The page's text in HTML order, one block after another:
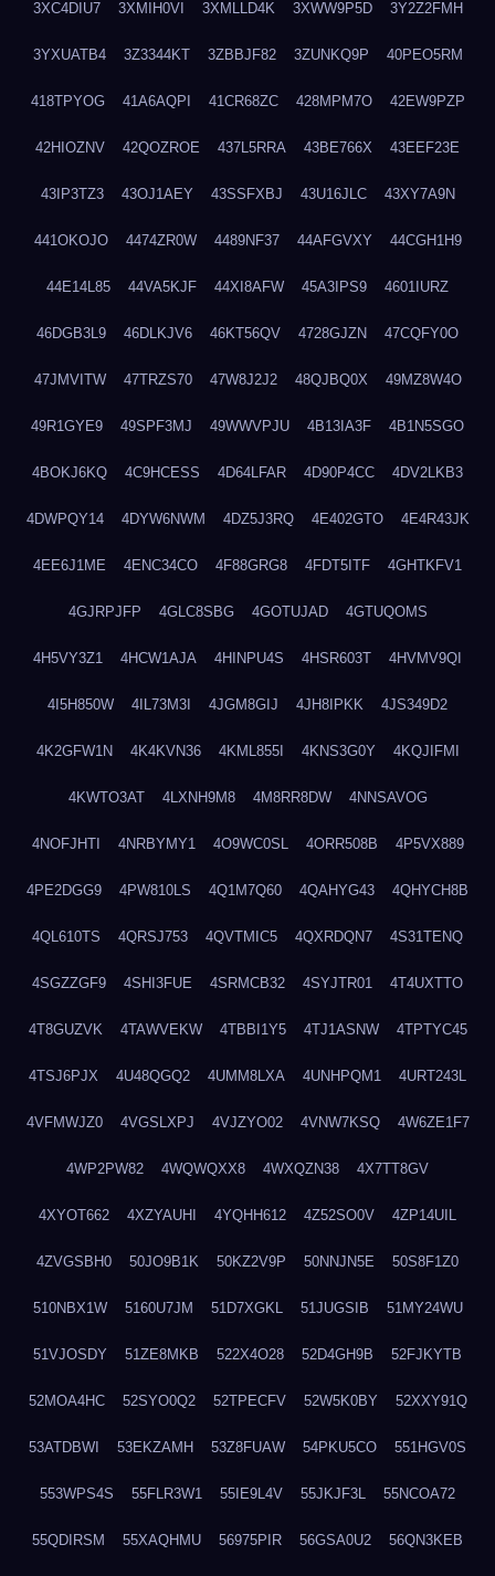
3XC4DIU7 3XMIH0VI 3XMLLD4K 3XWW9P5D 3Y2Z2FMH
3YXUATB4 3Z3344KT 3ZBBJF82 3ZUNKQ9P 40PEO5RM
418TPYOG 41A6AQPI 41CR68ZC 428MPM7O 42EW9PZP
42HIOZNV 42QOZROE 437L5RRA 43BE766X 43EEF23E
43IP3TZ3 43OJ1AEY 43SSFXBJ 43U16JLC 43XY7A9N
441OKOJO 4474ZR0W 4489NF37 44AFGVXY 44CGH1H9
44E14L85 44VA5KJF 44XI8AFW 45A3IPS9 4601IURZ
46DGB3L9 46DLKJV6 46KT56QV 4728GJZN 47CQFY0O
47JMVITW 47TRZS70 47W8J2J2 48QJBQ0X 49MZ8W4O
49R1GYE9 49SPF3MJ 49WWVPJU 4B13IA3F 4B1N5SGO
4BOKJ6KQ 4C9HCESS 4D64LFAR 4D90P4CC 4DV2LKB3
4DWPQY14 4DYW6NWM 4DZ5J3RQ 4E402GTO 4E4R43JK
4EE6J1ME 4ENC34CO 4F88GRG8 4FDT5ITF 4GHTKFV1
4GJRPJFP 4GLC8SBG 4GOTUJAD 4GTUQOMS
4H5VY3Z1 4HCW1AJA 4HINPU4S 4HSR603T 4HVMV9QI
4I5H850W 4IL73M3I 4JGM8GIJ 4JH8IPKK 4JS349D2
4K2GFW1N 4K4KVN36 4KML855I 4KNS3G0Y 4KQJIFMI
4KWTO3AT 4LXNH9M8 4M8RR8DW 4NNSAVOG
4NOFJHTI 4NRBYMY1 4O9WC0SL 4ORR508B 4P5VX889
4PE2DGG9 4PW810LS 4Q1M7Q60 4QAHYG43 4QHYCH8B
4QL610TS 4QRSJ753 4QVTMIC5 4QXRDQN7 4S31TENQ
4SGZZGF9 4SHI3FUE 4SRMCB32 4SYJTR01 4T4UXTTO
4T8GUZVK 4TAWVEKW 4TBBI1Y5 4TJ1ASNW 4TPTYC45
4TSJ6PJX 4U48QGQ2 4UMM8LXA 4UNHPQM1 4URT243L
4VFMWJZ0 4VGSLXPJ 4VJZYO02 4VNW7KSQ 4W6ZE1F7
4WP2PW82 4WQWQXX8 4WXQZN38 4X7TT8GV
4XYOT662 4XZYAUHI 4YQHH612 4Z52SO0V 4ZP14UIL
4ZVGSBH0 50JO9B1K 50KZ2V9P 50NNJN5E 50S8F1Z0
510NBX1W 5160U7JM 51D7XGKL 51JUGSIB 51MY24WU
51VJOSDY 51ZE8MKB 522X4O28 52D4GH9B 52FJKYTB
52MOA4HC 52SYO0Q2 52TPECFV 52W5K0BY 52XXY91Q
53ATDBWI 53EKZAMH 53Z8FUAW 54PKU5CO 551HGV0S
553WPS4S 55FLR3W1 55IE9L4V 55JKJF3L 55NCOA72
55QDIRSM 55XAQHMU 56975PIR 56GSA0U2 56QN3KEB